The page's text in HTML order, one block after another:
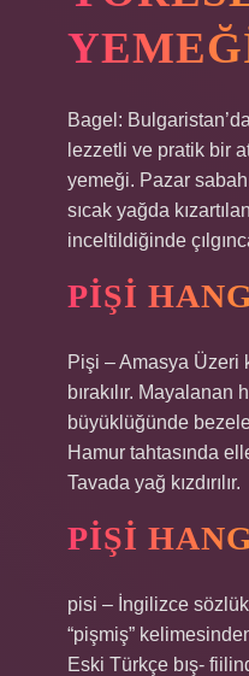
Bagel:
lezzetli ve pratik bir
yemeği. Pazar
sıcak yağda
inceltildiğinde
PIŞI
Pişi – Amasya Üzeri
bırakılır.
büyüklüğünde
Hamur tahtasında
Tavada yağ kızdırılır.
PIŞI
pisi – İngilizce
“pişmiş”
Eski Türkçe bış-